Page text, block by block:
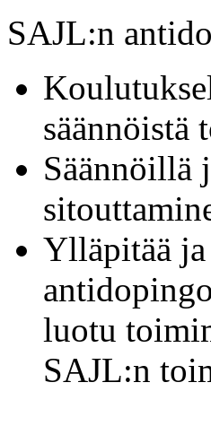
SAJL:n
säännöistä
Säännöillä
Ylläpitää
luotu
SAJL:n